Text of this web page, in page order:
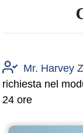
Mr. Harvey
richiesta nel
24 ore